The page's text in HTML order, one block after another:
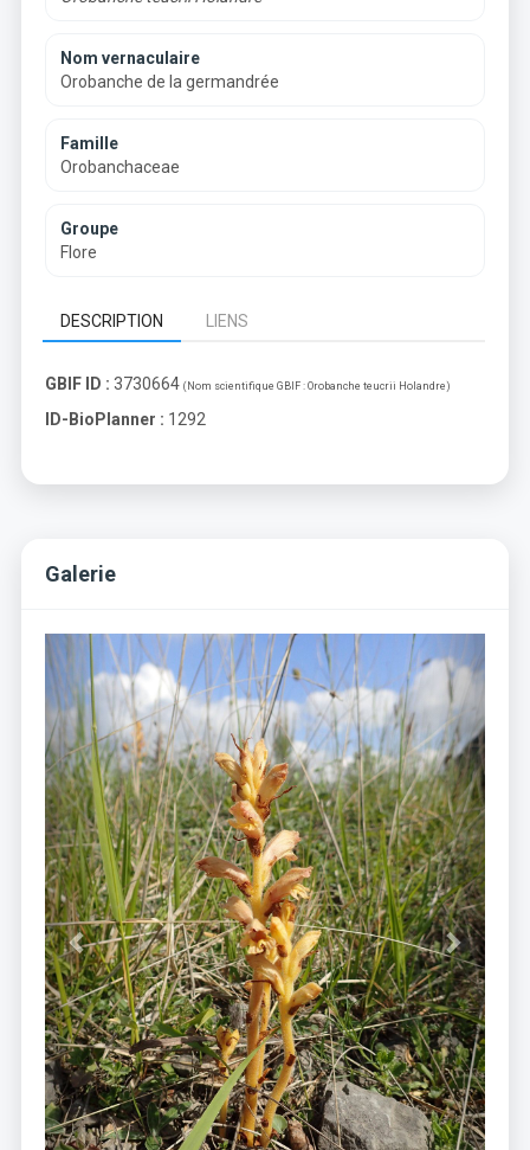
Nom vernaculaire
Orobanche de la germandrée
Famille
Orobanchaceae
Groupe
Flore
DESCRIPTION LIENS
GBIF ID : 3730664 (Nom scientifique GBIF : Orobanche teucrii Holandre )
ID-BioPlanner : 1292
Galerie
Previous Next